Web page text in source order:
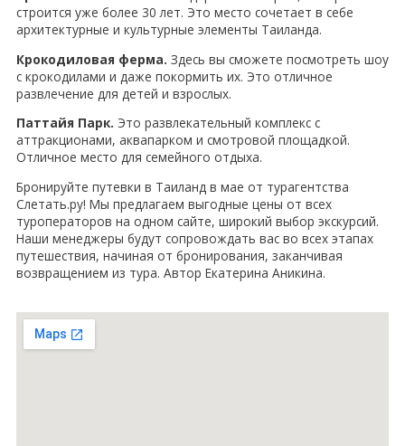
строится уже более 30 лет. Это место сочетает в себе
архитектурные и культурные элементы Таиланда.
Крокодиловая ферма. Здесь вы сможете посмотреть шоу
с крокодилами и даже покормить их. Это отличное
развлечение для детей и взрослых.
Паттайя Парк. Это развлекательный комплекс с
аттракционами, аквапарком и смотровой площадкой.
Отличное место для семейного отдыха.
Бронируйте путевки в Таиланд в мае от турагентства
Слетать.ру! Мы предлагаем выгодные цены от всех
туроператоров на одном сайте, широкий выбор экскурсий.
Наши менеджеры будут сопровождать вас во всех этапах
путешествия, начиная от бронирования, заканчивая
возвращением из тура. Автор Екатерина Аникина.